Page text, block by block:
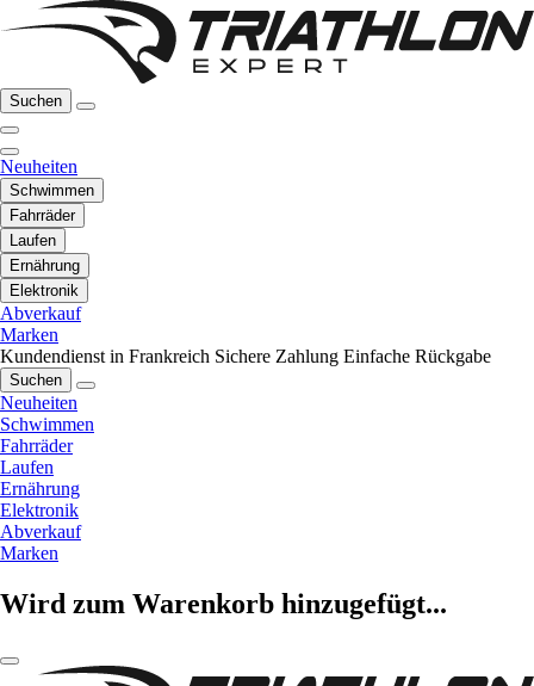
Suchen
Neuheiten
Schwimmen
Fahrräder
Laufen
Ernährung
Elektronik
Abverkauf
Marken
Kundendienst in Frankreich Sichere Zahlung Einfache Rückgabe
Suchen
Neuheiten
Schwimmen
Fahrräder
Laufen
Ernährung
Elektronik
Abverkauf
Marken
Wird zum Warenkorb hinzugefügt...